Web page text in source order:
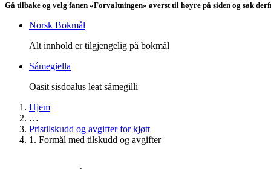
Gå tilbake og velg fanen «Forvaltningen» øverst til høyre på siden og søk
Norsk Bokmål
Alt innhold er tilgjengelig på bokmål
Sámegiella
Oasit sisdoalus leat sámegilli
Hjem
…
Pristilskudd og avgifter for kjøtt
1. Formål med tilskudd og avgifter